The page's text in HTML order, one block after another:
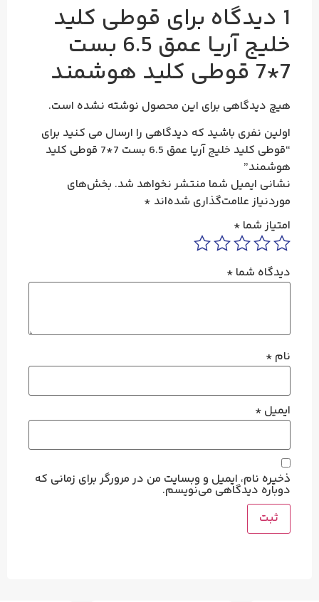
1 دیدگاه برای قوطی کلید
خلیج آریا عمق 6.5 بست
7*7 قوطی کلید هوشمند
هیچ دیدگاهی برای این محصول نوشته نشده است.
اولین نفری باشید که دیدگاهی را ارسال می کنید برای
“قوطی کلید خلیج آریا عمق 6.5 بست 7*7 قوطی کلید
هوشمند”
نشانی ایمیل شما منتشر نخواهد شد. بخش‌های
موردنیاز علامت‌گذاری شده‌اند *
امتیاز شما *
دیدگاه شما *
نام *
ایمیل *
ذخیره نام، ایمیل و وبسایت من در مرورگر برای زمانی که
دوباره دیدگاهی می‌نویسم.